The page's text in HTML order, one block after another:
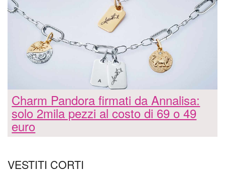
Charm Pandora firmati da Annalisa:
solo 2mila pezzi al costo di 69 o 49
euro
VESTITI CORTI